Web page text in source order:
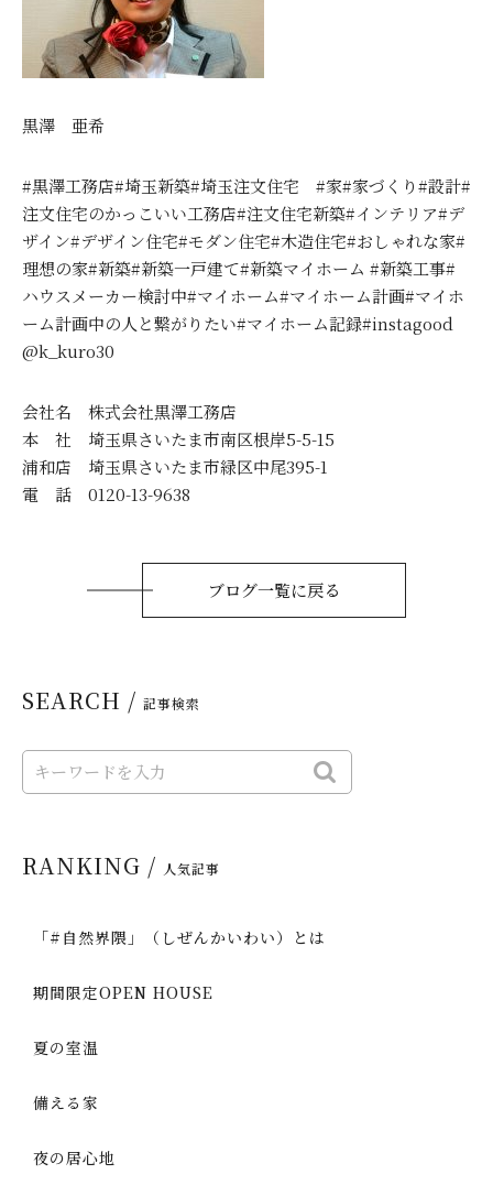
黒澤 亜希
#黒澤工務店#埼玉新築#埼玉注文住宅 #家#家づくり#設計#
注文住宅のかっこいい工務店#注文住宅新築#インテリア#デ
ザイン#デザイン住宅#モダン住宅#木造住宅#おしゃれな家#
理想の家#新築#新築一戸建て#新築マイホーム #新築工事#
ハウスメーカー検討中#マイホーム#マイホーム計画#マイホ
ーム計画中の人と繋がりたい#マイホーム記録#instagood
@k_kuro30
会社名 株式会社黒澤工務店
本 社 埼玉県さいたま市南区根岸5-5-15
浦和店 埼玉県さいたま市緑区中尾395-1
電 話 0120-13-9638
ブログ一覧に戻る
SEARCH / 記事検索
RANKING / 人気記事
「#自然界隈」（しぜんかいわい）とは
期間限定OPEN HOUSE
夏の室温
備える家
夜の居心地